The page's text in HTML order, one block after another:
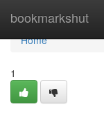
bookmarkshut
Home
Home
1